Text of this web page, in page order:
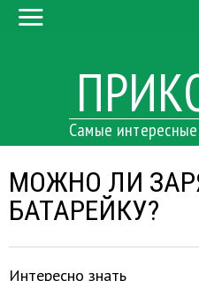
Самые
МОЖНО ЛИ
БАТАРЕЙКУ?
Интересно знать